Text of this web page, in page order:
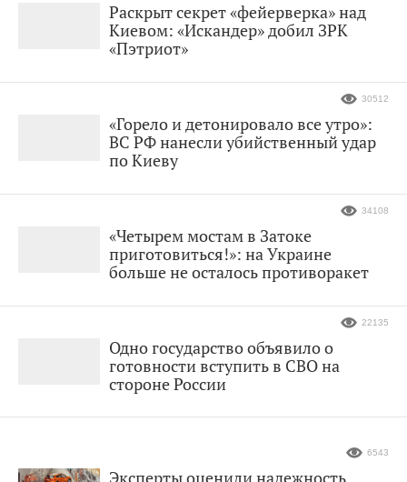
Раскрыт секрет «фейерверка» над
Киевом: «Искандер» добил ЗРК
«Пэтриот»
«Горело и детонировало все утро»:
ВС РФ нанесли убийственный удар
по Киеву
30512
«Четырем мостам в Затоке
приготовиться!»: на Украине
больше не осталось противоракет
34108
Одно государство объявило о
готовности вступить в СВО на
стороне России
22135
6543